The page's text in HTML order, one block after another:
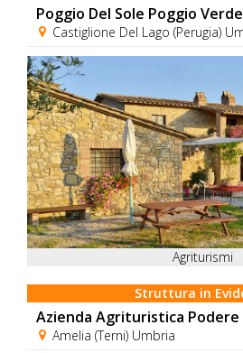
Poggio Del Sole Poggio Verde
Castiglione Del Lago (Perugia)
Agriturismi
Struttura in
Azienda Agrituristica Podere
Amelia (Terni) Umbria